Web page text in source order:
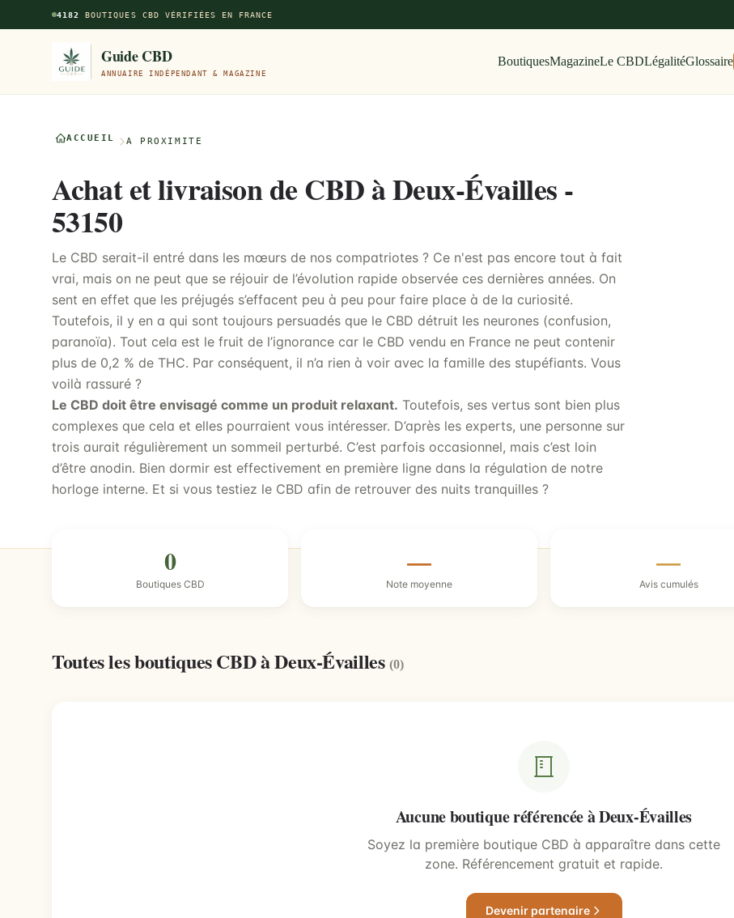
Aller au contenu principal
4182 BOUTIQUES CBD VÉRIFIÉES EN FRANCE
Guide CBD
ANNUAIRE INDÉPENDANT & MAGAZINE
BoutiquesMagazineLe CBDLégalitéGlossaire
ACCUEIL À PROXIMITÉ
Achat et livraison de CBD à Deux-Évailles -
53150
Le CBD serait-il entré dans les mœurs de nos compatriotes ? Ce n'est pas encore tout à fait
vrai, mais on ne peut que se réjouir de l’évolution rapide observée ces dernières années. On
sent en effet que les préjugés s’effacent peu à peu pour faire place à de la curiosité.
Toutefois, il y en a qui sont toujours persuadés que le CBD détruit les neurones (confusion,
paranoïa). Tout cela est le fruit de l’ignorance car le CBD vendu en France ne peut contenir
plus de 0,2 % de THC. Par conséquent, il n’a rien à voir avec la famille des stupéfiants. Vous
voilà rassuré ?
Le CBD doit être envisagé comme un produit relaxant. Toutefois, ses vertus sont bien plus
complexes que cela et elles pourraient vous intéresser. D’après les experts, une personne sur
trois aurait régulièrement un sommeil perturbé. C’est parfois occasionnel, mais c’est loin
d’être anodin. Bien dormir est effectivement en première ligne dans la régulation de notre
horloge interne. Et si vous testiez le CBD afin de retrouver des nuits tranquilles ?
0
Boutiques CBD
—
Note moyenne
—
Avis cumulés
Toutes les boutiques CBD à Deux-Évailles(0)
Aucune boutique référencée à Deux-Évailles
Soyez la première boutique CBD à apparaître dans cette
zone. Référencement gratuit et rapide.
Devenir partenaire